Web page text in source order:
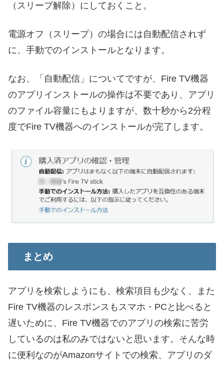
（スリープ解除）にしておくこと。
電源オフ（スリープ）の場合には自動配信されず
に、手動でのインストールとなります。
なお、「自動配信」についてですが、Fire TV機器
のアプリインストールの操作は不要であり、アプリ
のファイル容量にもよりますが、数十秒から2分程
度でFire TV機器へのインストールが完了します。
まとめ
アプリを検索しようにも、検索項目も少なく、また
Fire TV機器のレスポンスもスマホ・PCと比べると
遅いために、Fire TV機器でのアプリの検索に苦労
しているのは私のみではないと思います。そんな時
に便利なのがAmazonサイトでの検索、アプリのダ